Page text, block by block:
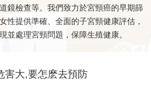
鏡檢查等。我們致力於宮頸癌的早期篩
性提供準確、全面的子宮頸健康評估，
並處理宮頸問題，保障生殖健康。
害大,要怎麽去預防